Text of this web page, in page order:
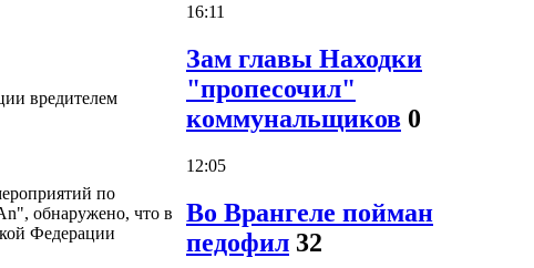
вредителем
по
обнаружено, что в
Федерации
16:11
Зам главы Находки
"пропесочил"
коммунальщиков 0
12:05
Во Врангеле пойман
педофил 32